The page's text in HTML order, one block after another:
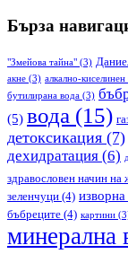
Бърза
"Змейова тайна" (3)
акне (3) алкално-
бутилирана вода (3)
(5) вода (15)
детоксикация (7)
дехидратация (6)
здравословен начин на
зеленчуци (4) изворна
бъбреците (4) картини
минерална